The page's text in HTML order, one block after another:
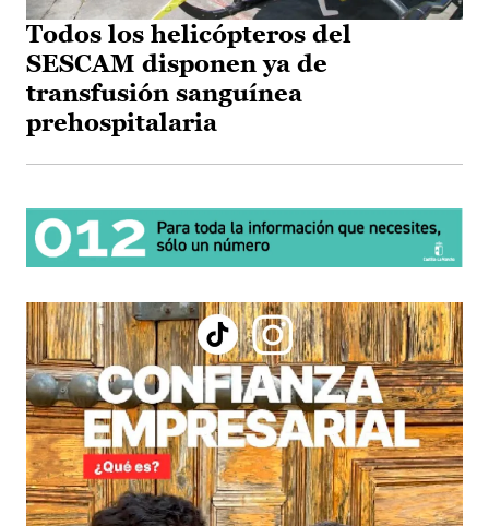
Todos los helicópteros del
SESCAM disponen ya de
transfusión sanguínea
prehospitalaria